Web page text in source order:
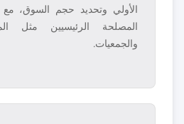
الأولي وتحديد حجم السوق،
المصلحة الرئيسيين مثل
والجمعيات.